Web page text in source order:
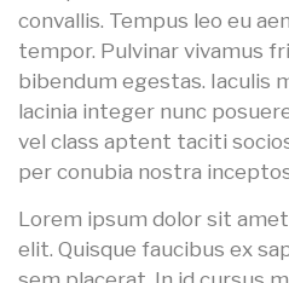
convallis. Tempus leo eu
tempor. Pulvinar vivamus
bibendum egestas. Iaculis
lacinia integer nunc
vel class aptent taciti
per conubia nostra
Lorem ipsum dolor sit
elit. Quisque faucibus ex